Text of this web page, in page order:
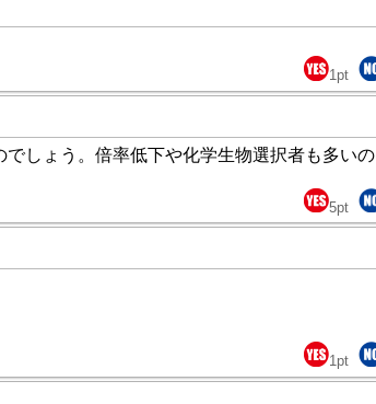
1pt
しょう。倍率低下や化学生物選択者も多いの
5pt
1pt